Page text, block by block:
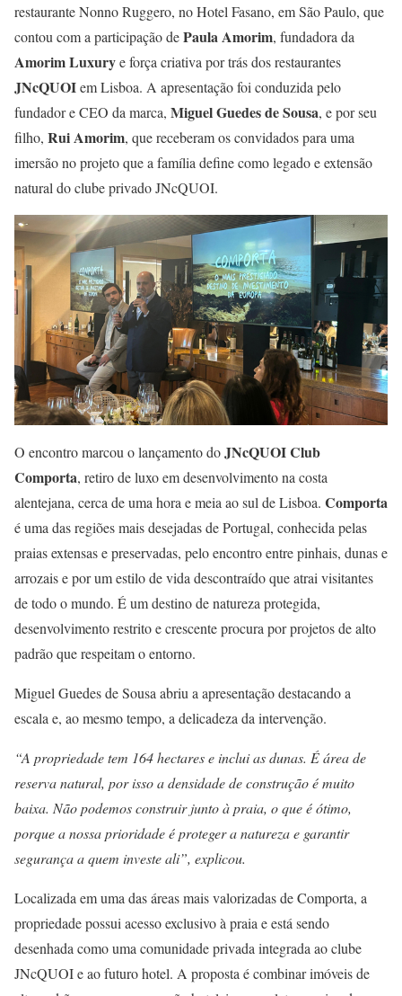
restaurante Nonno Ruggero, no Hotel Fasano, em São Paulo, que
contou com a participação dePaula Amorim, fundadora da
Amorim Luxurye força criativa por trás dos restaurantes
JNcQUOIem Lisboa. A apresentação foi conduzida pelo
fundador e CEO da marca, Miguel Guedes de Sousa, e por seu
filho, Rui Amorim, que receberam os convidados para uma
imersão no projeto que a família define como legado e extensão
natural do clube privado JNcQUOI.
O encontro marcou o lançamento doJNcQUOI Club
Comporta, retiro de luxo em desenvolvimento na costa
alentejana, cerca de uma hora e meia ao sul de Lisboa. Comporta
é uma das regiões mais desejadas de Portugal, conhecida pelas
praias extensas e preservadas, pelo encontro entre pinhais, dunas e
arrozais e por um estilo de vida descontraído que atrai visitantes
de todo o mundo. É um destino de natureza protegida,
desenvolvimento restrito e crescente procura por projetos de alto
padrão que respeitam o entorno.
Miguel Guedes de Sousa abriu a apresentação destacando a
escala e, ao mesmo tempo, a delicadeza da intervenção.
“A propriedade tem 164 hectares e inclui as dunas. É área de
reserva natural, por isso a densidade de construção é muito
baixa. Não podemos construir junto à praia, o que é ótimo,
porque a nossa prioridade é proteger a natureza e garantir
segurança a quem investe ali”, explicou.
Localizada em uma das áreas mais valorizadas de Comporta, a
propriedade possui acesso exclusivo à praia e está sendo
desenhada como uma comunidade privada integrada ao clube
JNcQUOI e ao futuro hotel. A proposta é combinar imóveis de